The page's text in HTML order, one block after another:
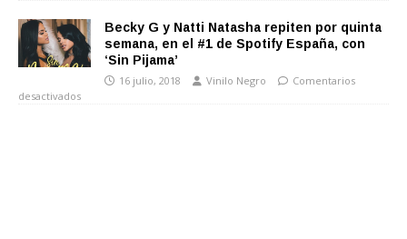
Becky G y Natti Natasha repiten por quinta
semana, en el #1 de Spotify España, con
‘Sin Pijama’
16 julio, 2018 Vinilo Negro
Comentarios
desactivados